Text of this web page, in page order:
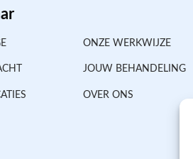
ONZE WERKWIJZE
JOUW BEHANDELING
OVER ONS